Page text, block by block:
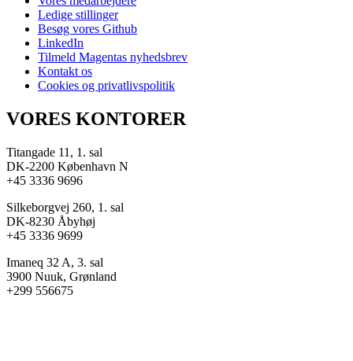
Ledige stillinger
Besøg vores Github
LinkedIn
Tilmeld Magentas nyhedsbrev
Kontakt os
Cookies og privatlivspolitik
VORES KONTORER
Titangade 11, 1. sal
DK-2200 København N
+45 3336 9696
Silkeborgvej 260, 1. sal
DK-8230 Åbyhøj
+45 3336 9699
Imaneq 32 A, 3. sal
3900 Nuuk, Grønland
+299 556675